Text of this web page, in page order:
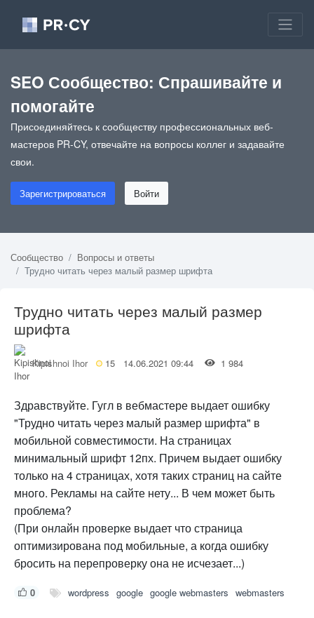
SEO Сообщество: Спрашивайте и
помогайте
Присоединяйтесь к сообществу профессиональных веб-
мастеров PR-CY, отвечайте на вопросы коллег и задавайте
свои.
Зарегистрироваться Войти
Сообщество
Вопросы и ответы
Трудно читать через малый размер шрифта
Трудно читать через малый размер
шрифта
Kipishnoi Ihor 15 14.06.2021 09:44 1 984
Здравствуйте. Гугл в вебмастере выдает ошибку
"Трудно читать через малый размер шрифта" в
мобильной совместимости. На страницах
минимальный шрифт 12пх. Причем выдает ошибку
только на 4 страницах, хотя таких страниц на сайте
много. Рекламы на сайте нету... В чем может быть
проблема?
(При онлайн проверке выдает что страница
оптимизирована под мобильные, а когда ошибку
бросить на перепроверку она не исчезает...)
0 wordpress google google webmasters webmasters